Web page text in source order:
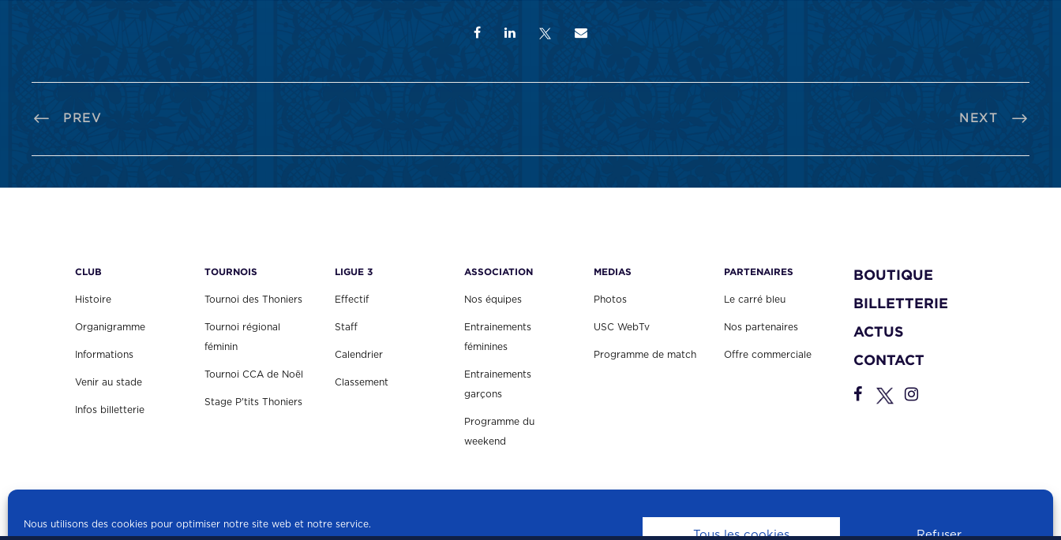
Nous utilisons des cookies pour optimiser notre site web et notre service.
Tous les cookies Refuser
PREV NEXT
CLUB
Histoire
Organigramme
Informations
Venir au stade
Infos billetterie
TOURNOIS
Tournoi des Thoniers
Tournoi régional
féminin
Tournoi CCA de Noël
Stage P'tits Thoniers
LIGUE 3
Effectif
Staff
Calendrier
Classement
ASSOCIATION
Nos équipes
Entrainements
féminines
Entrainements
garçons
Programme du
weekend
MEDIAS
Photos
USC WebTv
Programme de match
PARTENAIRES
Le carré bleu
Nos partenaires
Offre commerciale
BOUTIQUE
BILLETTERIE
ACTUS
CONTACT